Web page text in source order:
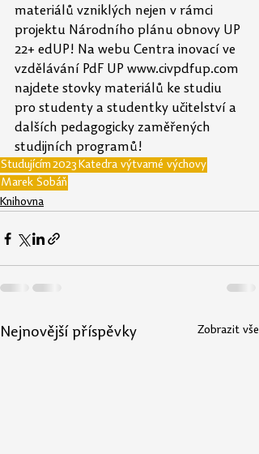
materiálů vzniklých nejen v rámci
projektu Národního plánu obnovy UP
22+ edUP! Na webu Centra inovací ve
vzdělávání PdF UP www.civpdfup.com
najdete stovky materiálů ke studiu
pro studenty a studentky učitelství a
dalších pedagogicky zaměřených
studijních programů!
Studujícím 2023 Katedra výtvarné výchovy
Marek Šobáň
Knihovna
Nejnovější příspěvky Zobrazit vše